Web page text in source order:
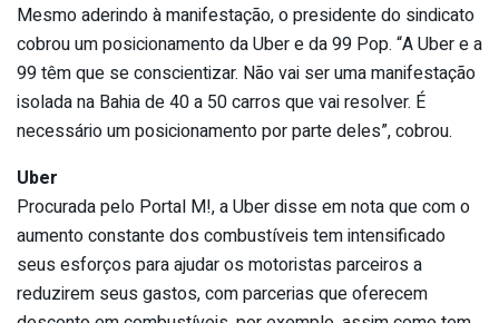
Mesmo aderindo à manifestação, o presidente do sindicato
cobrou um posicionamento da Uber e da 99 Pop. “A Uber e a
99 têm que se conscientizar. Não vai ser uma manifestação
isolada na Bahia de 40 a 50 carros que vai resolver. É
necessário um posicionamento por parte deles”, cobrou.
Uber
Procurada pelo Portal M!, a Uber disse em nota que com o
aumento constante dos combustíveis tem intensificado
seus esforços para ajudar os motoristas parceiros a
reduzirem seus gastos, com parcerias que oferecem